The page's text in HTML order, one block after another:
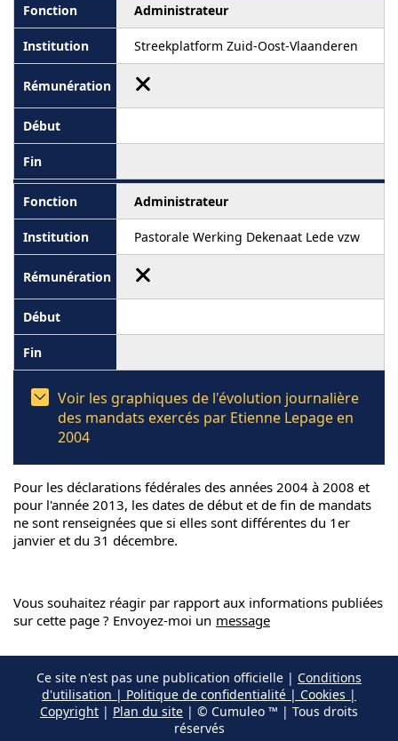
Administrateur
Streekplatform Zuid-Oost-Vlaanderen
Administrateur
Pastorale Werking Dekenaat Lede vzw
Voir les graphiques de l'évolution journalière
des mandats exercés par Etienne Lepage en
2004
Pour les déclarations fédérales des années 2004 à 2008 et
pour l'année 2013, les dates de début et de fin de mandats
ne sont renseignées que si elles sont différentes du 1er
janvier et du 31 décembre.
Vous souhaitez réagir par rapport aux informations publiées
sur cette page ? Envoyez-moi un message
Ce site n'est pas une publication officielle | Conditions
d'utilisation | Politique de confidentialité | Cookies |
Copyright | Plan du site | © Cumuleo ™ | Tous droits
réservés